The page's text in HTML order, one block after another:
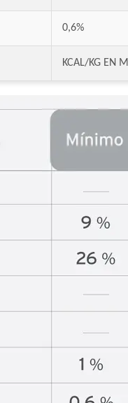
Exact Gato Adulto
Excellent Gato Adulto
Excellent Gato Adulto
Excellent
Felix Megamix Gato
Ganacat Gato Adulto
Ganacat Gato Adulto
Gandum Gato Adulto
Gati Gato Adulto
Gati Gato Adulto sabor
Gati Gato Adulto
Gaucho Gato Pescado
Gooster Gato Adulto
0,6%
KCAL/KG EN